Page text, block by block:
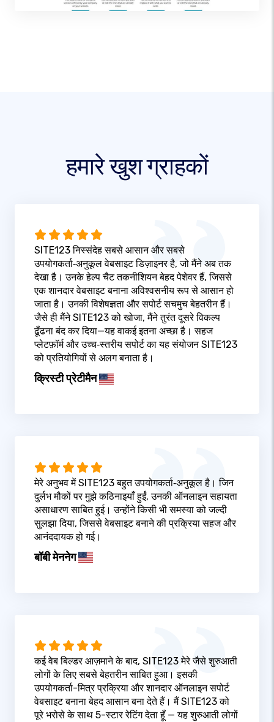
हमारे खुश ग्राहकों
SITE123 निस्संदेह सबसे आसान और सबसे
उपयोगकर्ता‑अनुकूल वेबसाइट डिज़ाइनर है, जो मैंने अब तक
देखा है। उनके हेल्प चैट तकनीशियन बेहद पेशेवर हैं, जिससे
एक शानदार वेबसाइट बनाना अविश्वसनीय रूप से आसान हो
जाता है। उनकी विशेषज्ञता और सपोर्ट सचमुच बेहतरीन हैं।
जैसे ही मैंने SITE123 को खोजा, मैंने तुरंत दूसरे विकल्प
ढूँढना बंद कर दिया—यह वाकई इतना अच्छा है। सहज
प्लेटफ़ॉर्म और उच्च‑स्तरीय सपोर्ट का यह संयोजन SITE123
को प्रतियोगियों से अलग बनाता है।
क्रिस्टी प्रेटीमैन
मेरे अनुभव में SITE123 बहुत उपयोगकर्ता‑अनुकूल है। जिन
दुर्लभ मौकों पर मुझे कठिनाइयाँ हुईं, उनकी ऑनलाइन सहायता
असाधारण साबित हुई। उन्होंने किसी भी समस्या को जल्दी
सुलझा दिया, जिससे वेबसाइट बनाने की प्रक्रिया सहज और
आनंददायक हो गई।
बॉबी मेननेग
कई वेब बिल्डर आज़माने के बाद, SITE123 मेरे जैसे शुरुआती
लोगों के लिए सबसे बेहतरीन साबित हुआ। इसकी
उपयोगकर्ता-मित्र प्रक्रिया और शानदार ऑनलाइन सपोर्ट
वेबसाइट बनाना बेहद आसान बना देते हैं। मैं SITE123 को
पूरे भरोसे के साथ 5-स्टार रेटिंग देता हूँ — यह शुरुआती लोगों